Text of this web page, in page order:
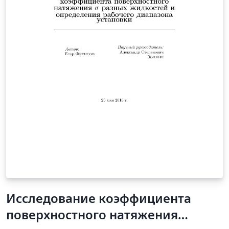
Исследование коэффициента
поверхностного натяжения